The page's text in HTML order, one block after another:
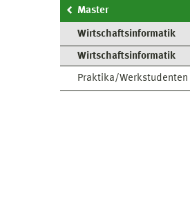
Master
Wirtschaftsinformatik
Wirtschaftsinformatik
Praktika/Werkstudenten